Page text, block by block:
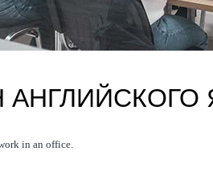
in an office.